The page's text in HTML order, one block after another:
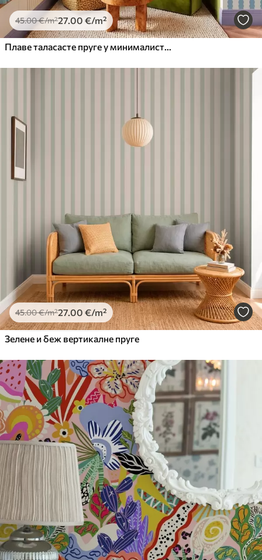
45.00€/m²27.00 €/m²
Плаве таласасте пруге у минималистичком стилу
45.00€/m²27.00 €/m²
Зелене и беж вертикалне пруге